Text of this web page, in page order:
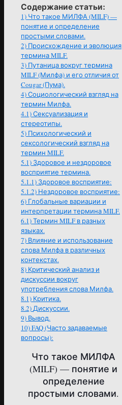
Содержание статьи:
1) Что такое МИЛФА (MILF) —
понятие и определение
простыми словами.
2) Происхождение и эволюция
термина MILF.
3) Путаница вокруг термина
MILF (Милфа) и его отличия от
Cougar (Пума).
4)Социологический взгляд на
термин Милфа.
4.1)Сексуализация и
стереотипы.
5) Психологический и
сексологический взгляд на
термин MILF.
5.1) Здоровое и нездоровое
восприятие термина.
5.1.1) Здоровое восприятие:
5.1.2) Нездоровое восприятие:
6) Глобальные вариации и
интерпретации термина MILF.
6.1)Термин MILF в разных
языках.
7) Влияние и использование
слова Милфа в различных
контекстах.
8) Критический анализ и
дискуссии вокруг
употребления слова Милфа.
8.1) Критика.
8.2)Дискуссии.
9) Вывод.
10)FAQ (Часто задаваемые
вопросы):
Что такое МИЛФА
(MILF) — понятие и
определение
простыми словами.